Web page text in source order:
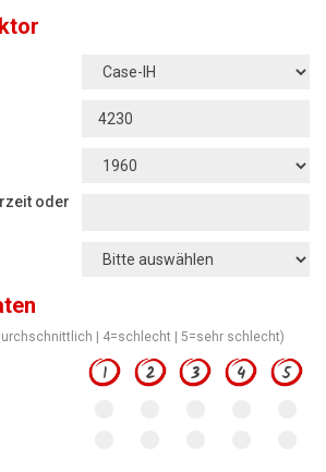
Radlader
Rasentraktoren
Jetzt Bewerten
oder
| 4=schlecht | 5=sehr schlecht)
1 2 3 4 5